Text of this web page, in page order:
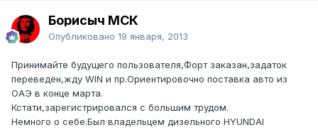
Борисыч МСК
Опубликовано 19 января, 2013
Принимайте будущего пользователя,Форт заказан,задаток
переведён,жду WIN и пр.Ориентировочно поставка авто из
ОАЭ в конце марта.
Кстати,зарегистрировался с большим трудом.
Немного о себе.Был владельцем дизельного HYUNDAI